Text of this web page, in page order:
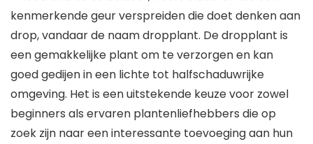
kenmerkende geur verspreiden die doet denken aan
drop, vandaar de naam dropplant. De dropplant is
een gemakkelijke plant om te verzorgen en kan
goed gedijen in een lichte tot halfschaduwrijke
omgeving. Het is een uitstekende keuze voor zowel
beginners als ervaren plantenliefhebbers die op
zoek zijn naar een interessante toevoeging aan hun